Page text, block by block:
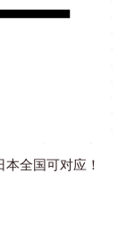
全国可对应！